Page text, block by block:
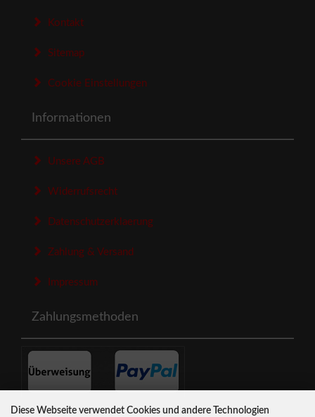
Kontakt
Sitemap
Cookie Einstellungen
Informationen
Unsere AGB
Widerrufsrecht
Datenschutzerklaerung
Zahlung & Versand
Impressum
Zahlungsmethoden
Diese Webseite verwendet Cookies und andere Technologien